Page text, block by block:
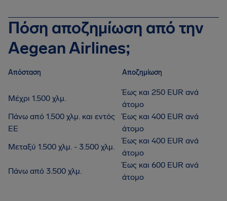
Πόση αποζημίωση από την
Aegean Airlines;
Απόσταση Αποζημίωση
Μέχρι 1.500 χλμ.
Έως και 250 EUR ανά
άτομο
Πάνω από 1.500 χλμ. και εντός
ΕΕ
Έως και 400 EUR ανά
άτομο
Μεταξύ 1.500 χλμ. - 3.500 χλμ.
Έως και 400 EUR ανά
άτομο
Πάνω από 3.500 χλμ.
Έως και 600 EUR ανά
άτομο